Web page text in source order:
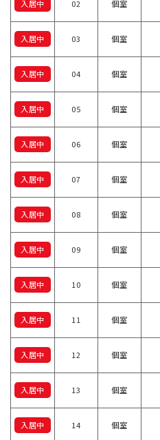
入居中 02 個室
入居中 03 個室
入居中 04 個室
入居中 05 個室
入居中 06 個室
入居中 07 個室
入居中 08 個室
入居中 09 個室
入居中 10 個室
入居中 11 個室
入居中 12 個室
入居中 13 個室
入居中 14 個室